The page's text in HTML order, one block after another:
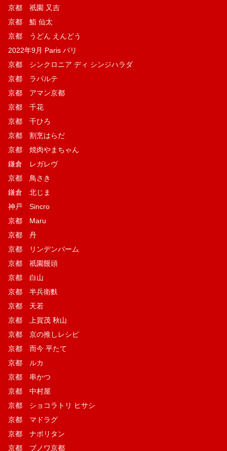
京都 祇園 又吉
京都 鮨 仙太
京都 うどん えんどう
2022年9月 Paris パリ
京都 シンクロニア ディ シンジハラダ
京都 ラパルテ
京都 アマン京都
京都 千花
京都 千ひろ
京都 割烹はらだ
京都 焼肉やまちゃん
鎌倉 レガレヴ
京都 鳥さき
鎌倉 北じま
神戸 Sincro
京都 Maru
京都 丹
京都 リンデンバーム
京都 祇園饅頭
京都 白山
京都 半兵衛麩
京都 天若
京都 上賀茂 秋山
京都 京の推しレシピ
京都 而今 平たて
京都 ルカ
京都 串かつ
京都 中村屋
京都 ショコラトリ ヒサシ
京都 マドラグ
京都 ナポリタン
京都 ブノワ京都